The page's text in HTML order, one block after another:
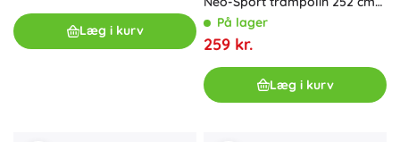
Læg i kurv
(8 ft) til 6 stolper
På lager
259 kr.
Læg i kurv